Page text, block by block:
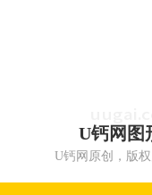
U钙网图
U钙网原创，版